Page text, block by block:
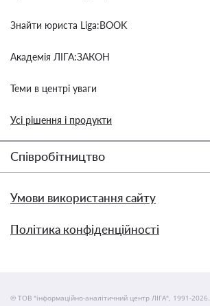
Знайти юриста Liga:BOOK
Академія ЛІГА:ЗАКОН
Теми в центрі уваги
Усі рішення і продукти
Співробітництво
Умови використання сайту
Політика конфіденційності
© ТОВ "інформаційно-аналітичний центр ЛІГА", 1991-2026.